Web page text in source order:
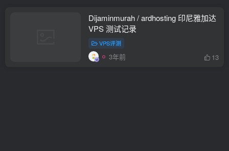
Dijaminmurah / ardhosting 印尼雅加达
VPS 测试记录
VPS评测
3年前 13